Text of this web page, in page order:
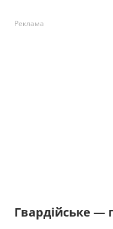
Реклама
Гвардійське —